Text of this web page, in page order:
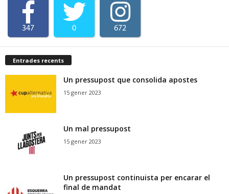
347 0 672
Entrades recents
Un pressupost que consolida apostes
15 gener 2023
Un mal pressupost
15 gener 2023
Un pressupost continuista per encarar el
final de mandat